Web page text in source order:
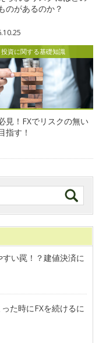
のがあるのか？
投資に関する基礎知識
見！FXでリスクの無い
指す！
い罠！？建値決済に
た時にFXを続けるに